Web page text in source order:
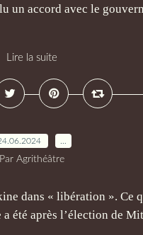
un accord avec le
Lire la suite
Par Agrithéâtre
dans « libération ». Ce
été après l’élection de